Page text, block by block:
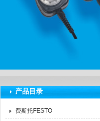
产品目录
费斯托FESTO